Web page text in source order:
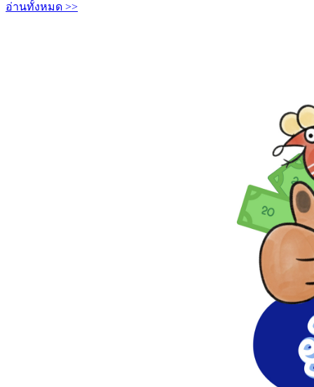
อ่านทั้งหมด >>